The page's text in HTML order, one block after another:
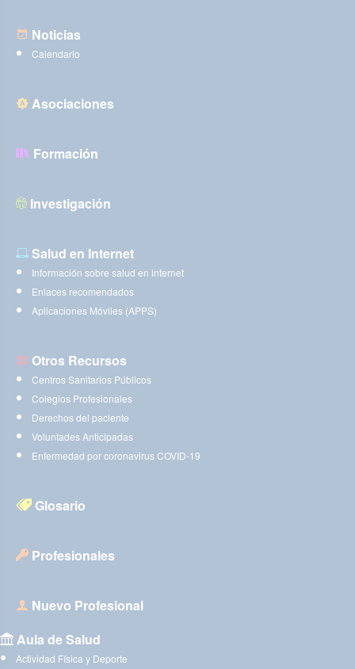
Noticias
Calendario
Asociaciones
Formación
Investigación
Salud en Internet
Información sobre salud en internet
Enlaces recomendados
Aplicaciones Móviles (APPS)
Otros Recursos
Centros Sanitarios Públicos
Colegios Profesionales
Derechos del paciente
Voluntades Anticipadas
Enfermedad por coronavirus COVID-19
Glosario
Profesionales
Nuevo Profesional
Aula de Salud
Actividad Física y Deporte